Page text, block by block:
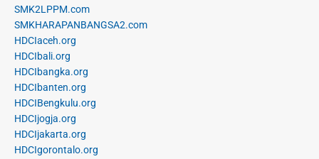
SMK2LPPM.com
SMKHARAPANBANGSA2.com
HDCIaceh.org
HDCIbali.org
HDCIbangka.org
HDCIbanten.org
HDCIBengkulu.org
HDCIjogja.org
HDCIjakarta.org
HDCIgorontalo.org